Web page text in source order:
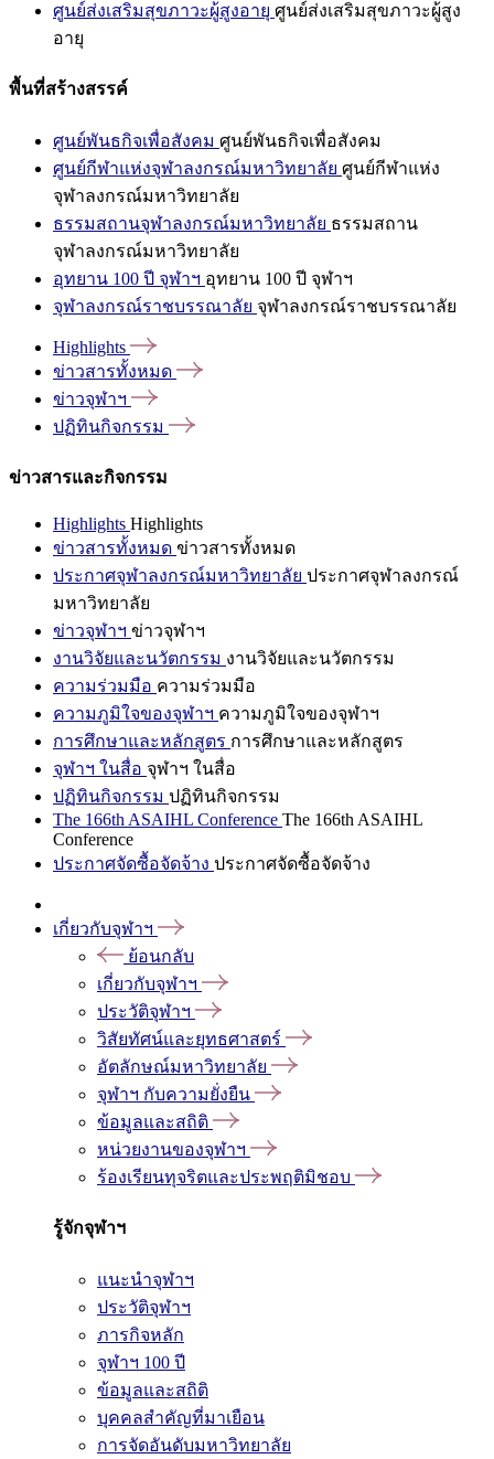
ศูนย์ส่งเสริมสุขภาวะผู้สูงอายุ ศูนย์ส่งเสริมสุขภาวะผู้สูง
อายุ
พื้นที่สร้างสรรค์
ศูนย์พันธกิจเพื่อสังคม ศูนย์พันธกิจเพื่อสังคม
ศูนย์กีฬาแห่งจุฬาลงกรณ์มหาวิทยาลัย ศูนย์กีฬาแห่ง
จุฬาลงกรณ์มหาวิทยาลัย
ธรรมสถานจุฬาลงกรณ์มหาวิทยาลัย ธรรมสถาน
จุฬาลงกรณ์มหาวิทยาลัย
อุทยาน 100 ปี จุฬาฯ อุทยาน 100 ปี จุฬาฯ
จุฬาลงกรณ์ราชบรรณาลัย จุฬาลงกรณ์ราชบรรณาลัย
Highlights
ข่าวสารทั้งหมด
ข่าวจุฬาฯ
ปฏิทินกิจกรรม
ข่าวสารและกิจกรรม
Highlights Highlights
ข่าวสารทั้งหมด ข่าวสารทั้งหมด
ประกาศจุฬาลงกรณ์มหาวิทยาลัย ประกาศจุฬาลงกรณ์
มหาวิทยาลัย
ข่าวจุฬาฯ ข่าวจุฬาฯ
งานวิจัยและนวัตกรรม งานวิจัยและนวัตกรรม
ความร่วมมือ ความร่วมมือ
ความภูมิใจของจุฬาฯ ความภูมิใจของจุฬาฯ
การศึกษาและหลักสูตร การศึกษาและหลักสูตร
จุฬาฯ ในสื่อ จุฬาฯ ในสื่อ
ปฏิทินกิจกรรม ปฏิทินกิจกรรม
The 166th ASAIHL Conference The 166th ASAIHL
Conference
ประกาศจัดซื้อจัดจ้าง ประกาศจัดซื้อจัดจ้าง
เกี่ยวกับจุฬาฯ
ย้อนกลับ
เกี่ยวกับจุฬาฯ
ประวัติจุฬาฯ
วิสัยทัศน์และยุทธศาสตร์
อัตลักษณ์มหาวิทยาลัย
จุฬาฯ กับความยั่งยืน
ข้อมูลและสถิติ
หน่วยงานของจุฬาฯ
ร้องเรียนทุจริตและประพฤติมิชอบ
รู้จักจุฬาฯ
แนะนำจุฬาฯ
ประวัติจุฬาฯ
ภารกิจหลัก
จุฬาฯ 100 ปี
ข้อมูลและสถิติ
บุคคลสำคัญที่มาเยือน
การจัดอันดับมหาวิทยาลัย